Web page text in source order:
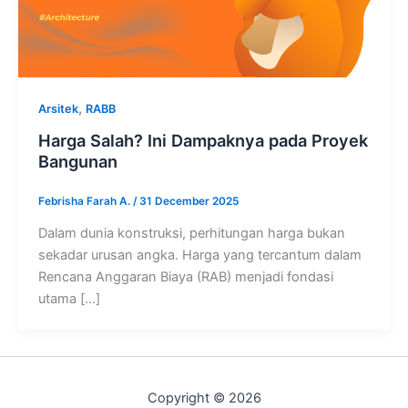
Arsitek, RABB
Harga Salah? Ini Dampaknya pada Proyek
Bangunan
Febrisha Farah A. /31 December 2025
Dalam dunia konstruksi, perhitungan harga bukan
sekadar urusan angka. Harga yang tercantum dalam
Rencana Anggaran Biaya (RAB) menjadi fondasi
utama […]
Copyright © 2026